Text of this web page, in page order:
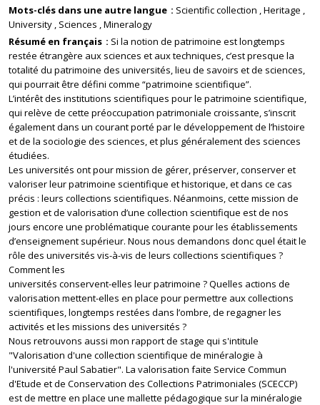
Mots-clés dans une autre langue
Scientific collection Heritage
University Sciences Mineralogy
Résumé en français
Si la notion de patrimoine est longtemps
restée étrangère aux sciences et aux techniques, c’est presque la
totalité du patrimoine des universités, lieu de savoirs et de sciences,
qui pourrait être défini comme “patrimoine scientifique”.
L’intérêt des institutions scientifiques pour le patrimoine scientifique,
qui relève de cette préoccupation patrimoniale croissante, s’inscrit
également dans un courant porté par le développement de l’histoire
et de la sociologie des sciences, et plus généralement des sciences
étudiées.
Les universités ont pour mission de gérer, préserver, conserver et
valoriser leur patrimoine scientifique et historique, et dans ce cas
précis : leurs collections scientifiques. Néanmoins, cette mission de
gestion et de valorisation d’une collection scientifique est de nos
jours encore une problématique courante pour les établissements
d’enseignement supérieur. Nous nous demandons donc quel était le
rôle des universités vis-à-vis de leurs collections scientifiques ?
Comment les
universités conservent-elles leur patrimoine ? Quelles actions de
valorisation mettent-elles en place pour permettre aux collections
scientifiques, longtemps restées dans l’ombre, de regagner les
activités et les missions des universités ?
Nous retrouvons aussi mon rapport de stage qui s'intitule
"Valorisation d'une collection scientifique de minéralogie à
l'université Paul Sabatier". La valorisation faite Service Commun
d'Etude et de Conservation des Collections Patrimoniales (SCECCP)
est de mettre en place une mallette pédagogique sur la minéralogie